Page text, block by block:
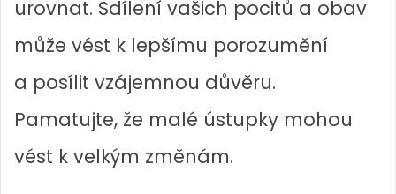
urovnat. Sdílení vašich pocitů a obav
může vést k lepšímu porozumění
a posílit vzájemnou důvěru.
Pamatujte, že malé ústupky mohou
vést k velkým změnám.